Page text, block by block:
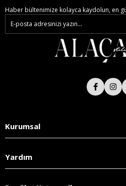
Haber bültenimize kolayca kaydolun, en
Kurumsal
Yardım